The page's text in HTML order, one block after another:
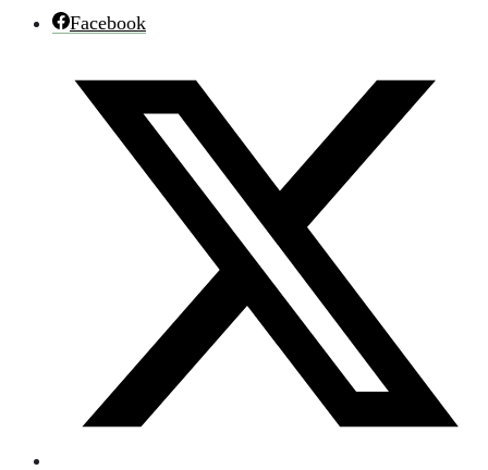
Facebook